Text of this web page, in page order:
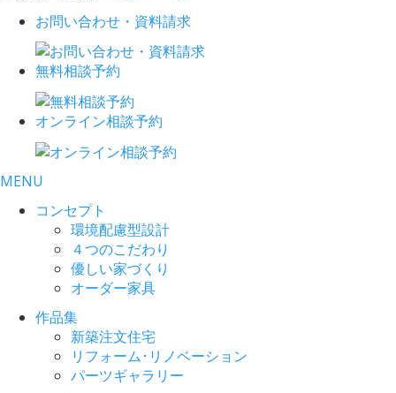
お問い合わせ・資料請求
無料相談予約
オンライン相談予約
MENU
コンセプト
環境配慮型設計
４つのこだわり
優しい家づくり
オーダー家具
作品集
新築注文住宅
リフォーム･リノベーション
パーツギャラリー